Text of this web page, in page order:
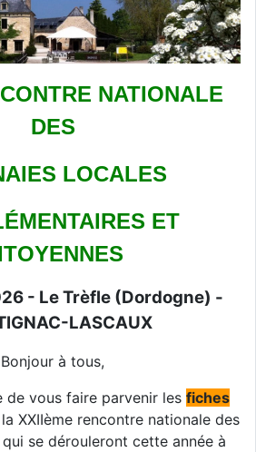
NATIONALE
DES
LOCALES
ET
- Le Trèfle (Dordogne) -
LASCAUX
Bonjour à tous,
de vous faire parvenir les fiches
XXIIème rencontre nationale des
se dérouleront cette année à